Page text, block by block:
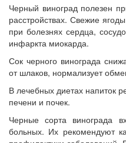
Черный виноград полезен
расстройствах. Свежие
при болезнях сердца,
инфаркта миокарда.
Сок черного винограда
от шлаков, нормализует
В лечебных диетах напиток
печени и почек.
Черные сорта винограда
больных. Их рекомендуют